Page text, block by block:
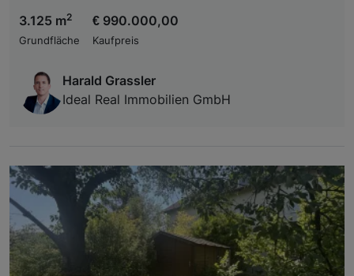
3.125 m2
Grundfläche
€ 990.000,00
Kaufpreis
Harald Grassler
Ideal Real Immobilien GmbH